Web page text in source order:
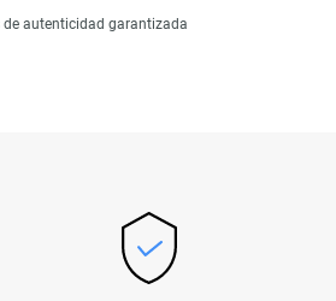
de autenticidad garantizada